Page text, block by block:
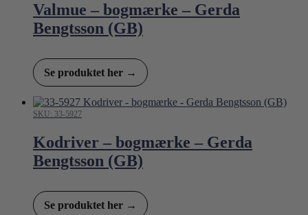
Valmue – bogmærke – Gerda
Bengtsson (GB)
Se produktet her →
SKU: 33-5927
Kodriver – bogmærke – Gerda
Bengtsson (GB)
Se produktet her →